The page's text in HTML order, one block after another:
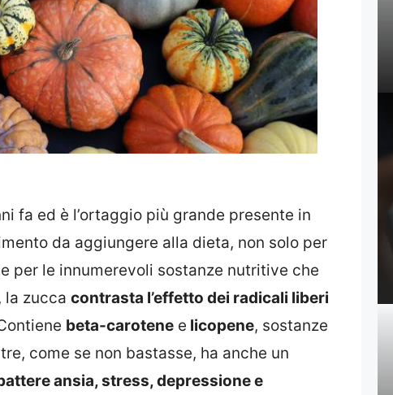
fa ed è l’ortaggio più grande presente in
da aggiungere alla dieta, non solo per
per le innumerevoli sostanze nutritive che
la zucca contrasta l’effetto dei radicali liberi
beta-carotene e licopene, sostanze
come se non bastasse, ha anche un
ansia, stress, depressione e